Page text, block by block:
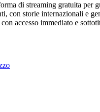
di streaming gratuita
con storie internazionali e
accesso immediato e